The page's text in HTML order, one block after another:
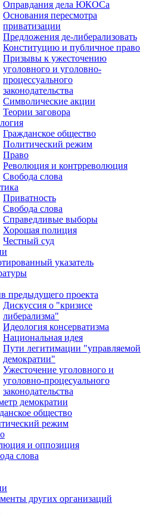
Оправдания дела ЮКОСа
Основания пересмотра
приватизации
Предложения де-либерализовать
Конституцию и публичное право
Призывы к ужесточению
уголовного и уголовно-
процессуального
законодательства
Символические акции
Теории заговора
Гражданское общество
Политический режим
Право
Революция и контрреволюция
Свобода слова
Приватность
Свобода слова
Справедливые выборы
Хорошая полиция
Честный суд
указатель
предыдущего проекта
Дискуссия о "кризисе
либерализма"
Идеология консерватизма
Национальная идея
Пути легитимации "управляемой
демократии"
Ужесточение уголовного и
уголовно-процесуального
законодательства
демократии
общество
режим
и оппозиция
слова
других организаций